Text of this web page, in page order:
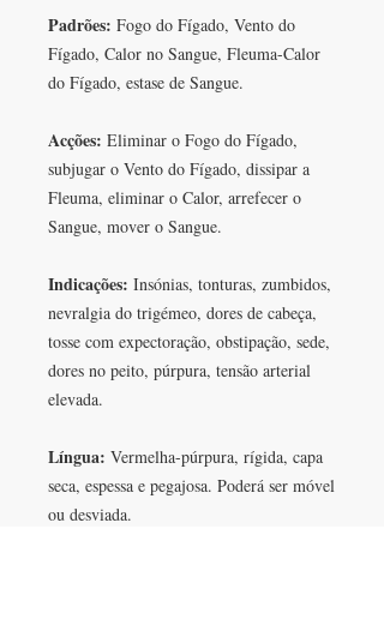
Padrões: Fogo do Fígado, Vento do
Fígado, Calor no Sangue, Fleuma-Calor
do Fígado, estase de Sangue.
Acções: Eliminar o Fogo do Fígado,
subjugar o Vento do Fígado, dissipar a
Fleuma, eliminar o Calor, arrefecer o
Sangue, mover o Sangue.
Indicações: Insónias, tonturas, zumbidos,
nevralgia do trigémeo, dores de cabeça,
tosse com expectoração, obstipação, sede,
dores no peito, púrpura, tensão arterial
elevada.
Língua: Vermelha-púrpura, rígida, capa
seca, espessa e pegajosa. Poderá ser móvel
ou desviada.